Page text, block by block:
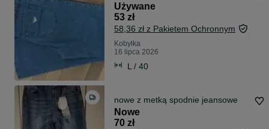
Używane
53 zł
58,36 zł z Pakietem Ochronnym
Kobyłka
16 lipca 2026
L / 40
nowe z metką spodnie jeansowe
Nowe
70 zł